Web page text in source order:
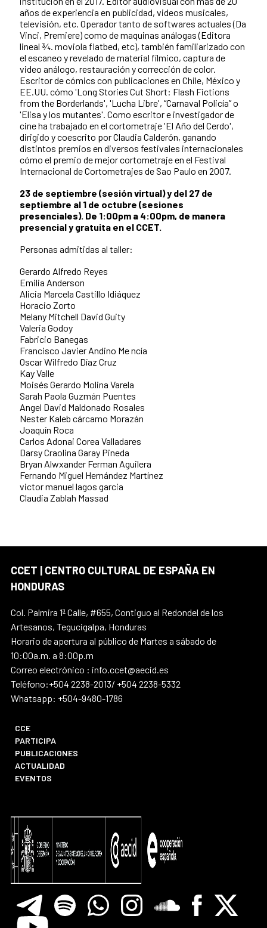
años de experiencia en publicidad, videos musicales,
televisión, etc. Operador tanto de softwares actuales (Da
Vinci, Premiere) como de maquinas análogas (Editora
lineal ¾. moviola flatbed, etc), también familiarizado con
el escaneo y revelado de material fílmico, captura de
video análogo, restauración y corrección de color.
Escritor de cómics con publicaciones en Chile, México y
EE.UU. cómo 'Long Stories Cut Short: Flash Fictions
from the Borderlands', 'Lucha Libre', “Carnaval Policía” o
'Elisa y los mutantes'. Como escritor e investigador de
cine ha trabajado en el cortometraje 'El Año del Cerdo',
dirigido y coescrito por Claudia Calderón, ganando
distintos premios en diversos festivales internacionales
cómo el premio de mejor cortometraje en el Festival
Internacional de Cortometrajes de Sao Paulo en 2007.
23 de septiembre (sesión virtual) y del 27 de
septiembre al 1 de octubre (sesiones
presenciales). De 1:00pm a 4:00pm, de manera
presencial y gratuita en el CCET.
Personas admitidas al taller:
Gerardo Alfredo Reyes
Emilia Anderson
Alicia Marcela Castillo Idiáquez
Horacio Zorto
Melany Mitchell David Guity
Valeria Godoy
Fabricio Banegas
Francisco Javier Andino Me ncía
Oscar Wilfredo Díaz Cruz
Kay Valle
Moisés Gerardo Molina Varela
Sarah Paola Guzmán Puentes
Angel David Maldonado Rosales
Nester Kaleb cárcamo Morazán
Joaquín Roca
Carlos Adonai Corea Valladares
Darsy Craolina Garay Pineda
Bryan Alwxander Ferman Aguilera
Fernando Miguel Hernández Martínez
victor manuel lagos garcia
Claudia Zablah Massad
CCET | CENTRO CULTURAL DE ESPAÑA EN
HONDURAS
Col. Palmira 1ª Calle, #655, Contiguo al Redondel de los
Artesanos, Tegucigalpa, Honduras
Horario de apertura al público de Martes a sábado de
10:00a.m. a 8:00p.m
Correo electrónico : info.ccet@aecid.es
Teléfono:+504 2238-2013/ +504 2238-5332
Whatsapp: +504-9480-1786
CCE
PARTICIPA
PUBLICACIONES
ACTUALIDAD
EVENTOS
TelegramSpotify WhatsappInstagramSoundcloreFacebook
X
Youtube